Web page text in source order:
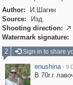
Author:
И.Шагин
Source:
Изд.
Shooting direction: 
Watermark signature:
2
Sign in to share
enushina · 9
В 70г.г